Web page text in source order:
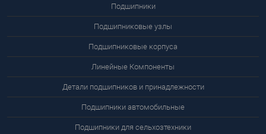
Подшипники
Подшипниковые узлы
Подшипниковые корпуса
Линейные Компоненты
Детали подшипников и принадлежности
Подшипники автомобильные
Подшипники для сельхозтехники